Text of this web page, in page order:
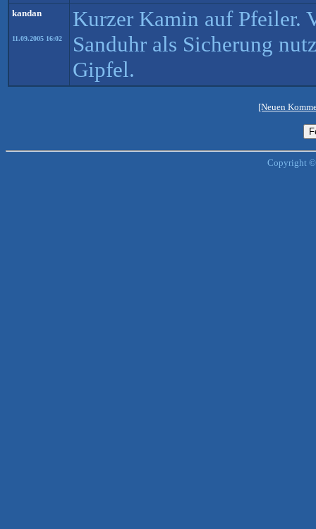
kandan
11.09.2005 16:02
Kurzer Kamin auf Pfeiler.
Sanduhr als Sicherung
Gipfel.
[Neuen
Copyright ©